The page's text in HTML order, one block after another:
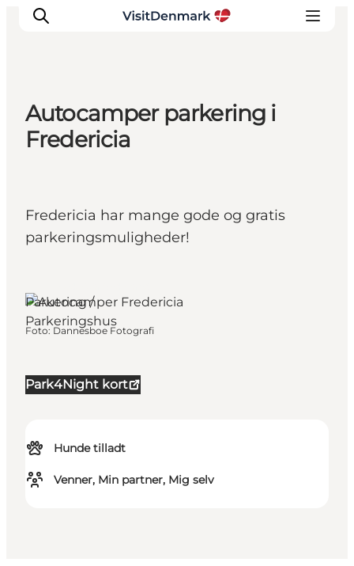
Inspiration
Planlæg ferien
Autocamper parkering i
Fredericia
Fredericia har mange gode og gratis
parkeringsmuligheder!
Park4Night kort
Hunde tilladt
Venner, Min partner, Mig selv
Parkering /
Parkeringshus
Foto: Dannesboe Fotografi